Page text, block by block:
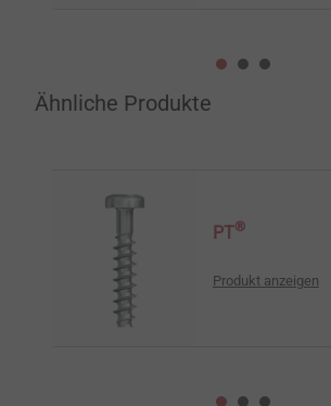
Ähnliche Produkte
PT®
Produkt anzeigen